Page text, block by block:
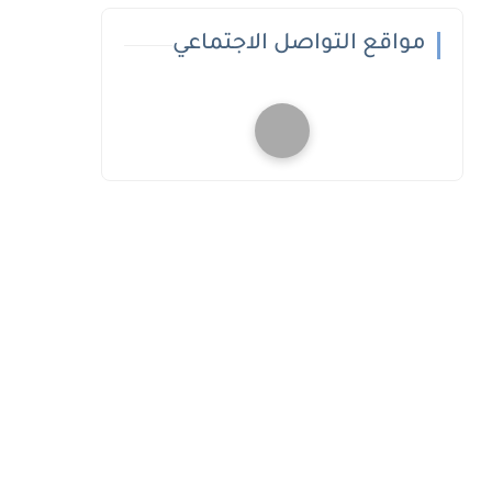
مواقع التواصل الاجتماعي